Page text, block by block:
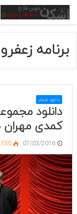
منو
برنامه
دانلود فیلم
دانلود
کمدی مهران
07/03/2016